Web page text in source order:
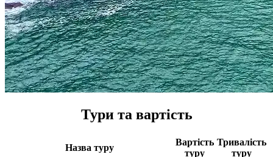
Тури та вартість
Назва туру
Вартість
туру
Тривалість
туру